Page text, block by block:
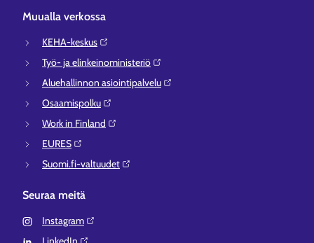
Muualla verkossa
KEHA-keskus⁠
Työ- ja elinkeinoministeriö⁠
Aluehallinnon asiointipalvelu⁠
Osaamispolku⁠
Work in Finland⁠
EURES⁠
Suomi.fi-valtuudet⁠
Seuraa meitä
Instagram⁠